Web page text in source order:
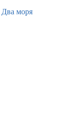
Два моря